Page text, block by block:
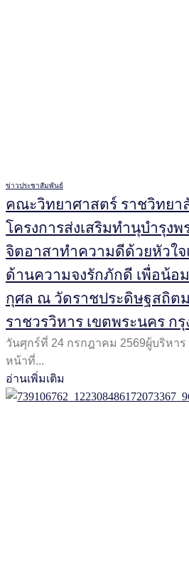
ข่าวประชาสัมพันธ์
คณะวิทยาศาสตร์ ราชวิทยา
โครงการส่งเสริมทำนุบำรุง
จิตอาสาทำความดีด้วยหัวใ
ด้านความจงรักภักดี เพื่อน้อ
กุศล ณ วัดราชประดิษฐสถิต
ราชวรวิหาร เขตพระนคร ก
วันศุกร์ที่ 24 กรกฎาคม 2569ผู้บริหาร
หน้าที่...
อ่านเพิ่มเติม